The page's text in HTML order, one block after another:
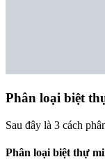
Phân loại biệt
Sau đây là 3 cách
Phân loại biệt thự